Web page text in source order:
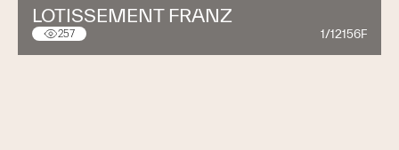
LOTISSEMENT FRANZ
257 1/12156F